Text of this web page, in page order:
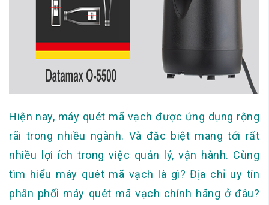
Hiện nay, máy quét mã vạch được ứng dụng rộng
rãi trong nhiều ngành. Và đặc biệt mang tới rất
nhiều lợi ích trong việc quản lý, vận hành. Cùng
tìm hiểu máy quét mã vạch là gì? Địa chỉ uy tín
phân phối máy quét mã vạch chính hãng ở đâu?